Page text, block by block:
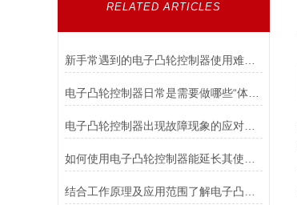
RELATED ARTICLES
新手常遇到的电子凸轮控制器使用难题分析
电子凸轮控制器日常是需要做哪些“体检”
电子凸轮控制器出现故障现象的应对措施